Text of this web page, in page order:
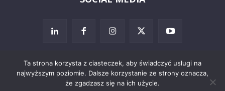
Ta strona korzysta z ciasteczek, aby świadczyć usługi na
najwyższym poziomie. Dalsze korzystanie ze strony oznacza,
że zgadzasz się na ich użycie.